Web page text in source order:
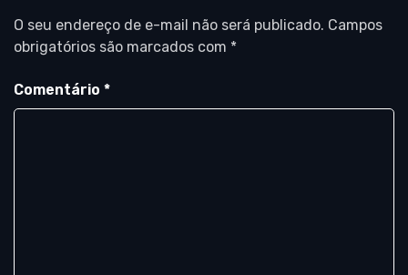
O seu endereço de e-mail não será publicado. Campos
obrigatórios são marcados com *
Comentário *